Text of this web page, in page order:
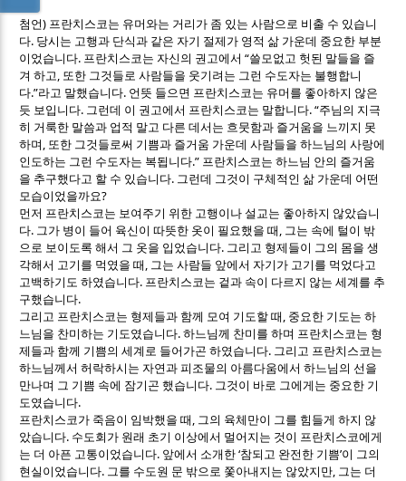
첨언) 프란치스코는 유머와는 거리가 좀 있는 사람으로 비출 수 있습니
다. 당시는 고행과 단식과 같은 자기 절제가 영적 삶 가운데 중요한 부분
이었습니다. 프란치스코는 자신의 권고에서“쓸모없고 헛된 말들을 즐
겨 하고 , 또한 그것들로 사람들을 웃기려는 그런 수도자는 불행합니
다.”라고 말했습니다. 언뜻 들으면 프란치스코는 유머를 좋아하지 않은
듯 보입니다. 그런데 이 권고에서 프란치스코는 말합니다. “주님의 지극
히 거룩한 말씀과 업적 말고 다른 데서는 흐뭇함과 즐거움을 느끼지 못
하며 , 또한 그것들로써 기쁨과 즐거움 가운데 사람들을 하느님의 사랑에
인도하는 그런 수도자는 복됩니다.” 프란치스코는 하느님 안의 즐거움
을 추구했다고 할 수 있습니다. 그런데 그것이 구체적인 삶 가운데 어떤
모습이었을까요?
먼저 프란치스코는 보여주기 위한 고행이나 설교는 좋아하지 않았습니
다. 그가 병이 들어 육신이 따뜻한 옷이 필요했을 때 , 그는 속에 털이 밖
으로 보이도록 해서 그 옷을 입었습니다. 그리고 형제들이 그의 몸을 생
각해서 고기를 먹였을 때 , 그는 사람들 앞에서 자기가 고기를 먹었다고
고백하기도 하였습니다. 프란치스코는 겉과 속이 다르지 않는 세계를 추
구했습니다.
그리고 프란치스코는 형제들과 함께 모여 기도할 때 , 중요한 기도는 하
느님을 찬미하는 기도였습니다.하느님께 찬미를 하며 프란치스코는 형
제들과 함께 기쁨의 세계로 들어가곤 하였습니다. 그리고 프란치스코는
하느님께서 허락하시는 자연과 피조물의 아름다움에서 하느님의 선을
만나며 그 기쁨 속에 잠기곤 했습니다. 그것이 바로 그에게는 중요한 기
도였습니다.
프란치스코가 죽음이 임박했을 때 , 그의 육체만이 그를 힘들게 하지 않
았습니다. 수도회가 원래 초기 이상에서 멀어지는 것이 프란치스코에게
는 더 아픈 고통이었습니다. 앞에서 소개한‘참되고 완전한 기쁨’이 그의
현실이었습니다. 그를 수도원 문 밖으로 쫓아내지는 않았지만, 그는 더